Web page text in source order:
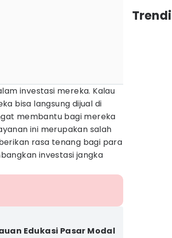
investasi mereka. Kalau
bisa langsung dijual di
membantu bagi mereka
ini merupakan salah
rasa tenang bagi para
investasi jangka
Edukasi Pasar Modal